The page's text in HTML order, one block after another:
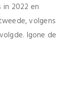
in 2022 en
volgens
Igone de